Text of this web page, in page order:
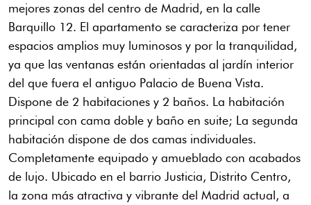
mejores zonas del centro de Madrid, en la calle
Barquillo 12. El apartamento se caracteriza por tener
espacios amplios muy luminosos y por la tranquilidad,
ya que las ventanas están orientadas al jardín interior
del que fuera el antiguo Palacio de Buena Vista.
Dispone de 2 habitaciones y 2 baños. La habitación
principal con cama doble y baño en suite; La segunda
habitación dispone de dos camas individuales.
Completamente equipado y amueblado con acabados
de lujo. Ubicado en el barrio Justicia, Distrito Centro,
la zona más atractiva y vibrante del Madrid actual, a